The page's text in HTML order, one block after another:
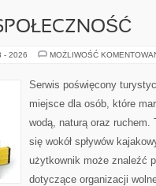
- 2026 MOŻLIWOŚĆ
Serwis poświęcony
miejsce dla osób, które
wodą, naturą oraz ruchem.
się wokół spływów
użytkownik może znaleźć
dotyczące organizacji